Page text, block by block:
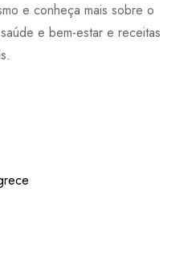
e conheça mais sobre o
e bem-estar e receitas